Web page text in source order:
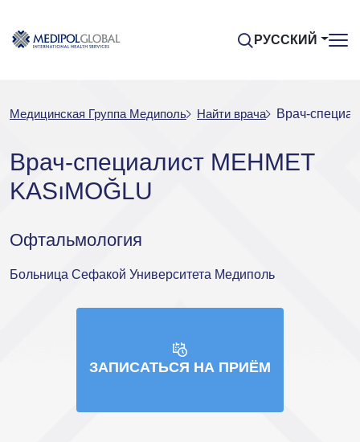
РУССКИЙ
Медицинская Группа Медиполь Найти врача Врач-
Врач-специалист MEHMET
KASıMOĞLU
Офтальмология
Больница Сефакой Университета Медиполь
ЗАПИСАТЬСЯ НА ПРИЁМ